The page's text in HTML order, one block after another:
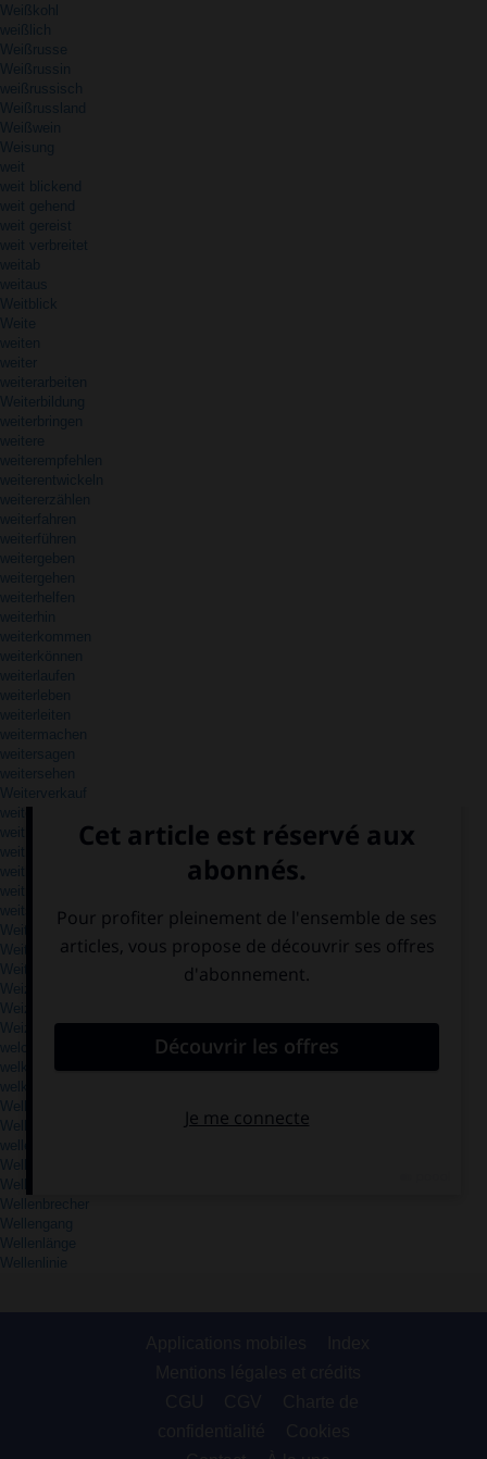
Weißkohl
weißlich
Weißrusse
Weißrussin
weißrussisch
Weißrussland
Weißwein
Weisung
weit
weit blickend
weit gehend
weit gereist
weit verbreitet
weitab
weitaus
Weitblick
Weite
weiten
weiter
weiterarbeiten
Weiterbildung
weiterbringen
weitere
weiterempfehlen
weiterentwickeln
weitererzählen
weiterfahren
weiterführen
weitergeben
weitergehen
weiterhelfen
weiterhin
weiterkommen
weiterkönnen
weiterlaufen
weiterleben
weiterleiten
weitermachen
weitersagen
weitersehen
Weiterverkauf
weiterwissen
weither
weithin
weitläufig
weiträumig
weitsichtig
Weitsprung
Weitwinkel
Weitwinkelobjektiv
Weizen
Weizenbier
Weizenmehl
welche
welk
welken
Wellblech
Welle
wellen
Wellenbad
Wellenbereich
Wellenbrecher
Wellengang
Wellenlänge
Wellenlinie